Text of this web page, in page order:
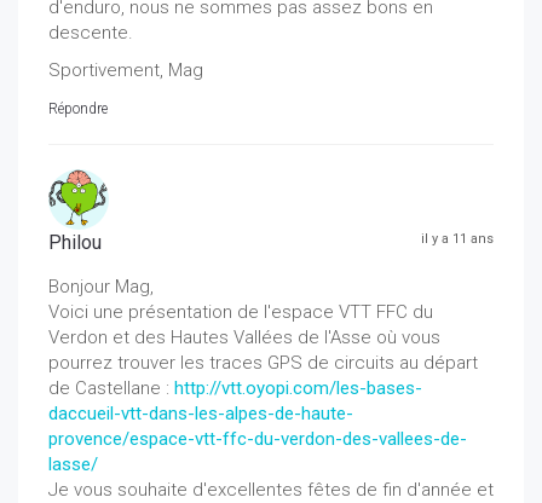
d'enduro, nous ne sommes pas assez bons en
descente.
Sportivement, Mag
Répondre
Philou il y a 11 ans
Bonjour Mag,
Voici une présentation de l'espace VTT FFC du
Verdon et des Hautes Vallées de l'Asse où vous
pourrez trouver les traces GPS de circuits au départ
de Castellane : http://vtt.oyopi.com/les-bases-
daccueil-vtt-dans-les-alpes-de-haute-
provence/espace-vtt-ffc-du-verdon-des-vallees-de-
lasse/
Je vous souhaite d'excellentes fêtes de fin d'année et